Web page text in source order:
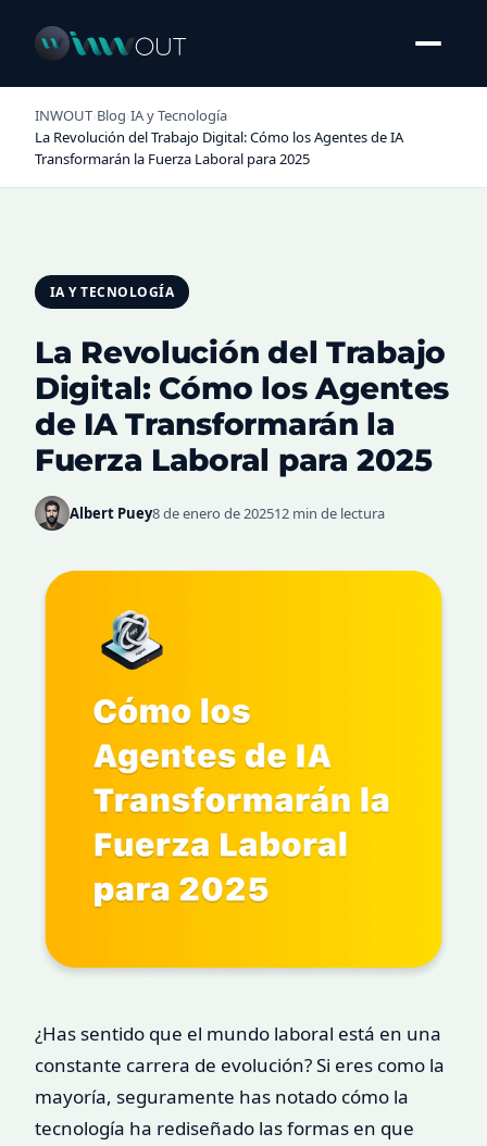
INWOUT›Blog›IA y Tecnología›
La Revolución del Trabajo Digital: Cómo los Agentes de IA
Transformarán la Fuerza Laboral para 2025
IA Y TECNOLOGÍA
La Revolución del Trabajo
Digital: Cómo los Agentes
de IA Transformarán la
Fuerza Laboral para 2025
Albert Puey8 de enero de 202512 min de lectura
¿Has sentido que el mundo laboral está en una
constante carrera de evolución? Si eres como la
mayoría, seguramente has notado cómo la
tecnología ha rediseñado las formas en que